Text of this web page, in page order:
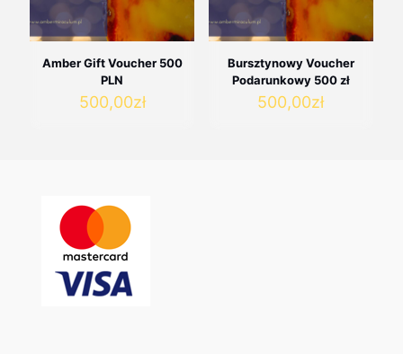
Amber Gift Voucher 500
PLN
500,00zł
Bursztynowy Voucher
Podarunkowy 500 zł
500,00zł